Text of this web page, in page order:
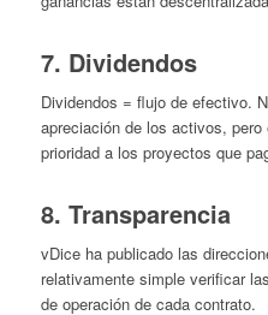
7. Dividendos
Dividendos = flujo de efectivo.
apreciación de los activos,
prioridad a los proyectos que
8. Transparencia
vDice ha publicado las
relativamente simple verificar
de operación de cada contrato.